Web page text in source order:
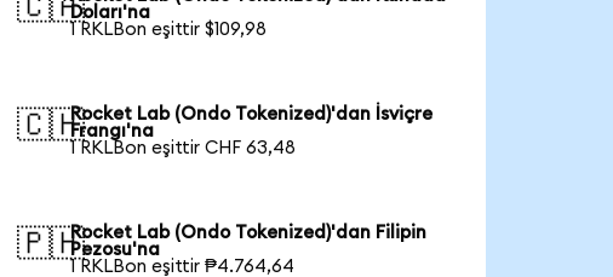
🇨🇦Doları'na
1 RKLBon eşittir $109,98
🇨🇭Rocket Lab (Ondo Tokenized)'dan İsviçre
Frangı'na
1 RKLBon eşittir CHF 63,48
🇵🇭Rocket Lab (Ondo Tokenized)'dan Filipin
Pezosu'na
1 RKLBon eşittir ₱4.764,64